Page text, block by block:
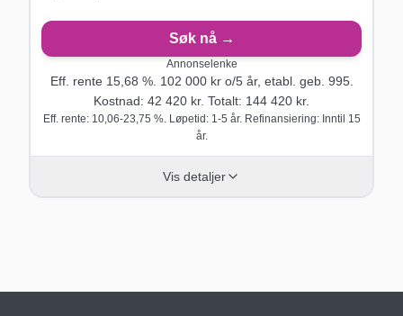
Søk nå →
Annonselenke
Eff. rente 15,68 %. 102 000kr o/5år, etabl. geb. 995.
Kostnad: 42 420 kr. Totalt: 144 420 kr.
Eff. rente: 10,06-23,75 %. Løpetid: 1-5 år. Refinansiering: Inntil 15
år.
Vis detaljer